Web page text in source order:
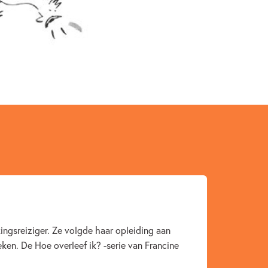
& Warendorf
Janneke Schotveld
Ze volgde haar opleiding aan
De Hoe overleef ik? -serie van Francine